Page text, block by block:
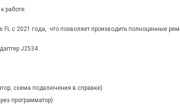
работе:
с 2021 года, что позволяет производить полноценные
J2534.
схема подключения в справке)
программатор)